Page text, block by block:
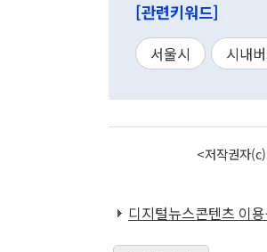
[관련키워드]
서울시 시내
<저작권자
디지털뉴스콘텐츠 이